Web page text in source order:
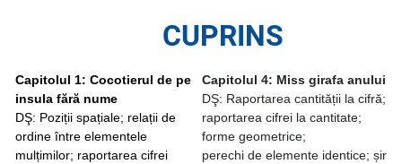
CUPRINS
Capitolul 1: Cocotierul de pe
insula fără nume
DŞ: Poziții spațiale; relații de
ordine între elementele
mulțimilor; raportarea cifrei
Capitolul 4: Miss girafa anului
DŞ: Raportarea cantității la cifră;
raportarea cifrei la cantitate;
forme geometrice;
perechi de elemente identice; șir